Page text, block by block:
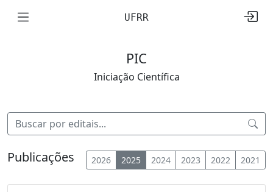
UFRR
PIC
Iniciação Científica
Publicações 2026 2025 2024 2023 2022 2021